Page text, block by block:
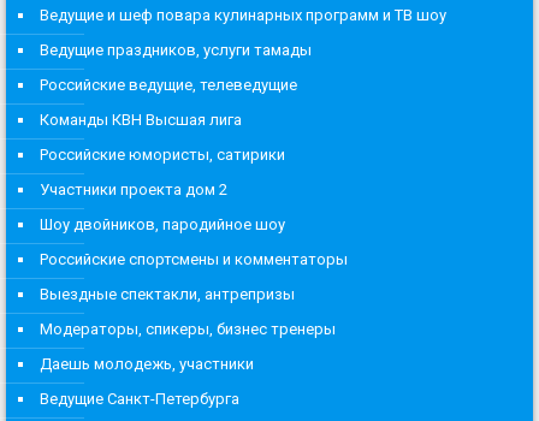
Ведущие и шеф повара кулинарных программ и ТВ шоу
Ведущие праздников, услуги тамады
Российские ведущие, телеведущие
Команды КВН Высшая лига
Российские юмористы, сатирики
Участники проекта дом 2
Шоу двойников, пародийное шоу
Российские спортсмены и комментаторы
Выездные спектакли, антрепризы
Модераторы, спикеры, бизнес тренеры
Даешь молодежь, участники
Ведущие Санкт-Петербурга